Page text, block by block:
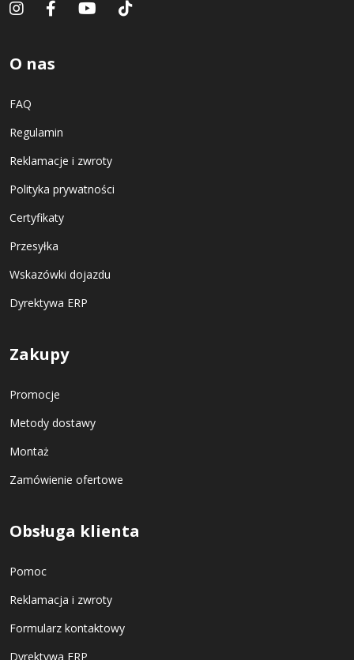
O nas
FAQ
Regulamin
Reklamacje i zwroty
Polityka prywatności
Certyfikaty
Przesyłka
Wskazówki dojazdu
Dyrektywa ERP
Zakupy
Promocje
Metody dostawy
Montaż
Zamówienie ofertowe
Obsługa klienta
Pomoc
Reklamacja i zwroty
Formularz kontaktowy
Dyrektywa ERP